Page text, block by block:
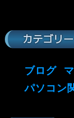
カテゴリー
ブログ
パソコン